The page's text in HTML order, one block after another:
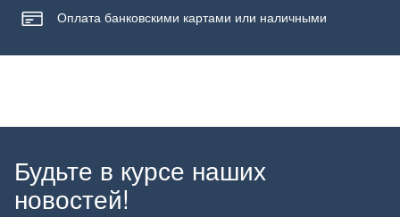
Оплата банковскими картами или наличными
Будьте в курсе наших
новостей!